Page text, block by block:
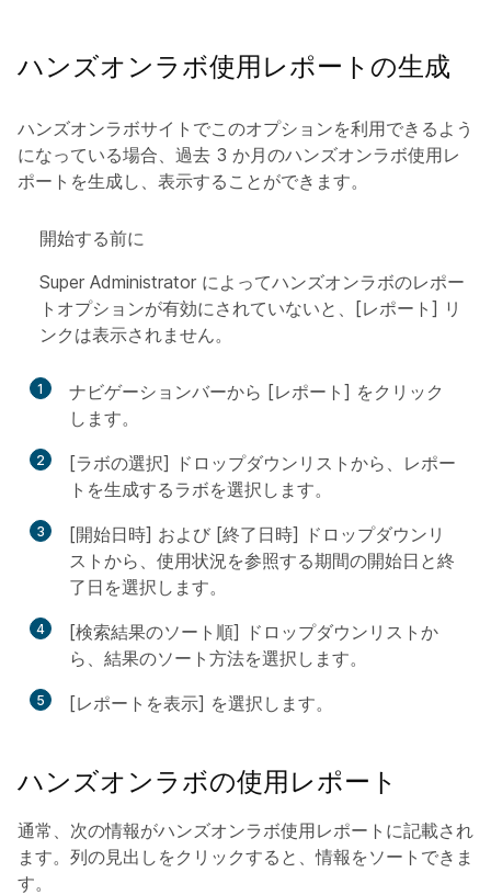
ハンズオンラボ使用レポートの生成
ハンズオンラボサイトでこのオプションを利用できるよう
になっている場合、過去 3 か月のハンズオンラボ使用レ
ポートを生成し、表示することができます。
開始する前に
Super Administrator によってハンズオンラボのレポー
トオプションが有効にされていないと、[レポート] リ
ンクは表示されません。
1
ナビゲーションバーから [レポート] をクリック
します。
2
[ラボの選択] ドロップダウンリストから、レポー
トを生成するラボを選択します。
3
[開始日時] および [終了日時] ドロップダウンリ
ストから、使用状況を参照する期間の開始日と終
了日を選択します。
4
[検索結果のソート順] ドロップダウンリストか
ら、結果のソート方法を選択します。
5 [レポートを表示] を選択します。
ハンズオンラボの使用レポート
通常、次の情報がハンズオンラボ使用レポートに記載され
ます。列の見出しをクリックすると、情報をソートできま
す。